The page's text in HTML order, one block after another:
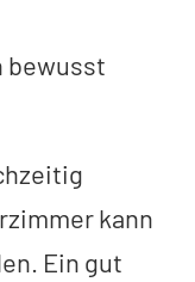
bewusst
kann
Ein gut